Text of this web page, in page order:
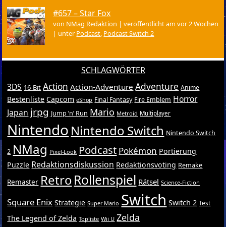
#657 – Star Fox
von NMag Redaktion |veröffentlicht am vor 2 Wochen
| unter Podcast, Podcast Switch 2
SCHLAGWÖRTER
3DS 16-Bit Action Action-Adventure Adventure Anime
Bestenliste Capcom eShop Final Fantasy Fire Emblem Horror
Japan jrpg Jump ’n’ Run Mario Metroid Multiplayer
Nintendo Nintendo Switch Nintendo Switch
2 NMag Pixel-Look Podcast Pokémon Portierung
Puzzle Redaktionsdiskussion Redaktionsvoting Remake
Remaster RetroRollenspiel Rätsel Science-Fiction
Square Enix Strategie Super Mario Switch Switch 2 Test
The Legend of Zelda Topliste Wii U Zelda